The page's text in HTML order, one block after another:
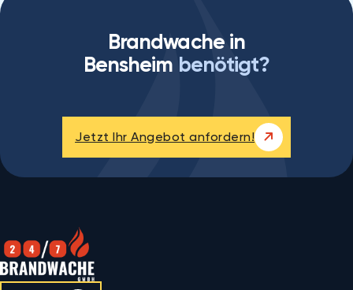
Brandwache in
Bensheim benötigt?
Jetzt Ihr Angebot anfordern!